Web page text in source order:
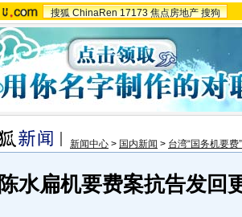
搜狐 ChinaRen 17173 焦点房地产 搜狗
新闻中心 > 国内新闻 > 台湾“国务机要费
陈水扁机要费案抗告发回